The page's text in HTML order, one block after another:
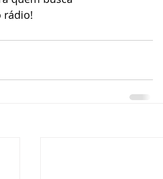
rádio!